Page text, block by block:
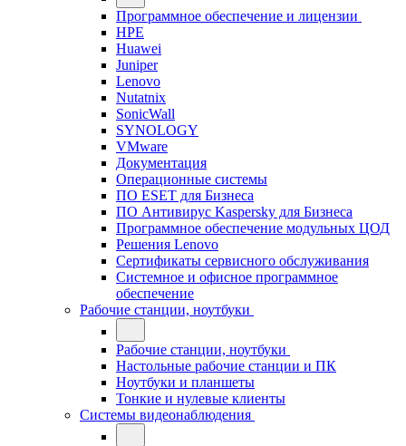
Программное обеспечение и лицензии
HPE
Huawei
Juniper
Lenovo
Nutatnix
SonicWall
SYNOLOGY
VMware
Документация
Операционные системы
ПО ESET для Бизнеса
ПО Антивирус Kaspersky для Бизнеса
Программное обеспечение модульных ЦОД
Решения Lenovo
Сертификаты сервисного обслуживания
Системное и офисное программное
обеспечение
Рабочие станции, ноутбуки
Рабочие станции, ноутбуки
Настольные рабочие станции и ПК
Ноутбуки и планшеты
Тонкие и нулевые клиенты
Системы видеонаблюдения